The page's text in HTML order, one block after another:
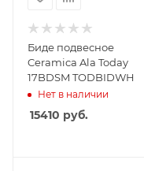
Биде подвесное
Ceramica Ala Today
17BDSM TODBIDWH
Нет в наличии
15410 руб.